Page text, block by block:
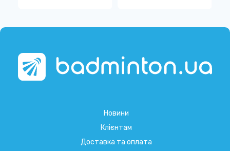
Новини
Клієнтам
Доставка та оплата